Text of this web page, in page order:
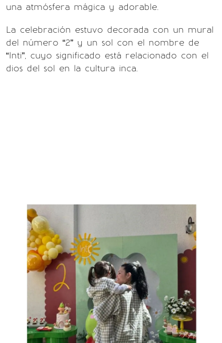
una atmósfera mágica y adorable.
La celebración estuvo decorada con un mural
del número “2” y un sol con el nombre de
“Inti”, cuyo significado está relacionado con el
dios del sol en la cultura inca.